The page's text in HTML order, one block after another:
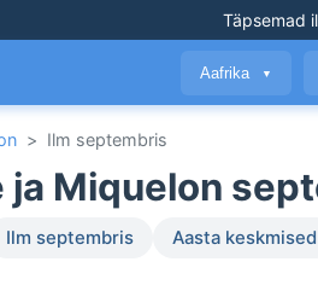
Täpsemad
Aafrika ▼
> Ilm septembris
ja Miquelon
Ilm septembris Aasta keskmised